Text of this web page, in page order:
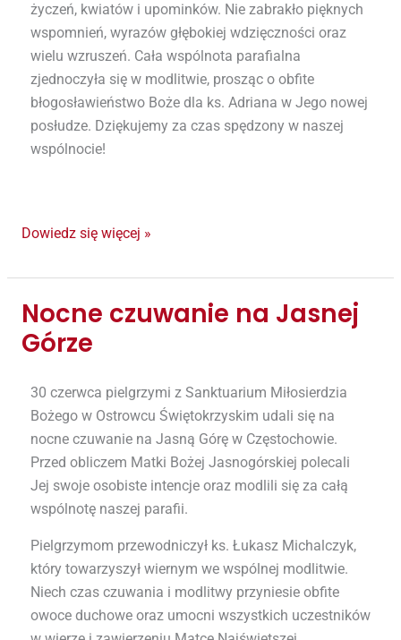
życzeń, kwiatów i upominków. Nie zabrakło pięknych
wspomnień, wyrazów głębokiej wdzięczności oraz
wielu wzruszeń. Cała wspólnota parafialna
zjednoczyła się w modlitwie, prosząc o obfite
błogosławieństwo Boże dla ks. Adriana w Jego nowej
posłudze. Dziękujemy za czas spędzony w naszej
wspólnocie!
Dowiedz się więcej »
Nocne czuwanie na Jasnej
Górze
30 czerwca pielgrzymi z Sanktuarium Miłosierdzia
Bożego w Ostrowcu Świętokrzyskim udali się na
nocne czuwanie na Jasną Górę w Częstochowie.
Przed obliczem Matki Bożej Jasnogórskiej polecali
Jej swoje osobiste intencje oraz modlili się za całą
wspólnotę naszej parafii.
Pielgrzymom przewodniczył ks. Łukasz Michalczyk,
który towarzyszył wiernym we wspólnej modlitwie.
Niech czas czuwania i modlitwy przyniesie obfite
owoce duchowe oraz umocni wszystkich uczestników
Nocne
czuwanie
na
Górze